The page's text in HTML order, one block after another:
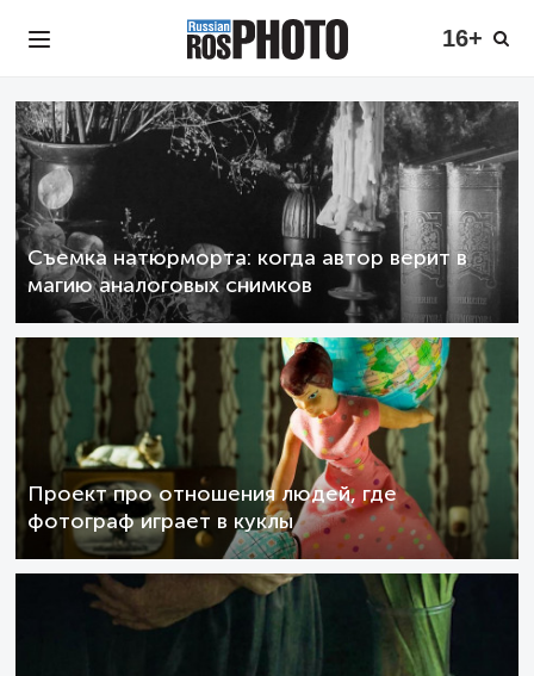
16+
Съемка натюрморта: когда автор верит в
магию аналоговых снимков
Проект про отношения людей, где
фотограф играет в куклы